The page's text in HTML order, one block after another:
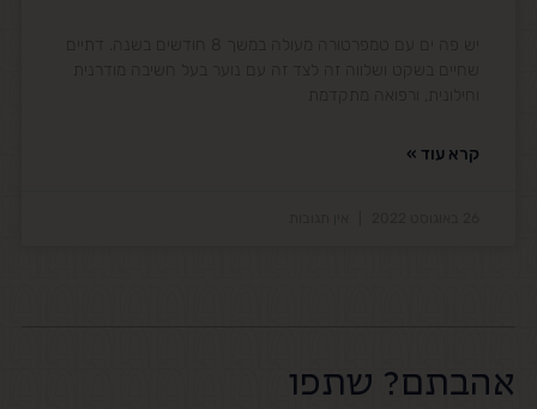
קרא עוד »
אהבתם? שתפו